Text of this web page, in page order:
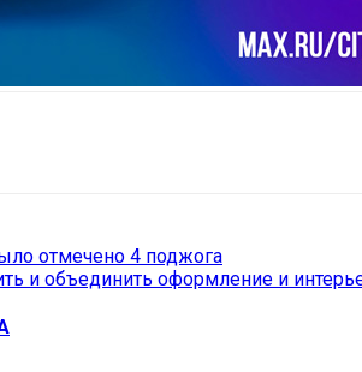
отмечено 4 поджога
и объединить оформление и